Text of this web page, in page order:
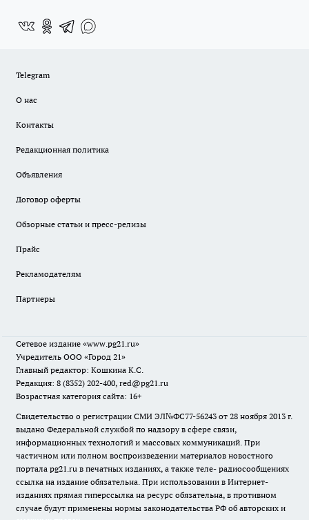
Telegram
О нас
Контакты
Редакционная политика
Объявления
Договор оферты
Обзорные статьи и пресс-релизы
Прайс
Рекламодателям
Партнеры
Сетевое издание «www.pg21.ru»
Учредитель ООО «Город 21»
Главный редактор: Кошкина К.С.
Редакция: 8 (8352) 202-400, red@pg21.ru
Возрастная категория сайта: 16+
Свидетельство о регистрации СМИ ЭЛ№ФС77-56243 от 28 ноября 2013 г.
выдано Федеральной службой по надзору в сфере связи,
информационных технологий и массовых коммуникаций. При
частичном или полном воспроизведении материалов новостного
портала pg21.ru в печатных изданиях, а также теле- радиосообщениях
ссылка на издание обязательна. При использовании в Интернет-
изданиях прямая гиперссылка на ресурс обязательна, в противном
случае будут применены нормы законодательства РФ об авторских и